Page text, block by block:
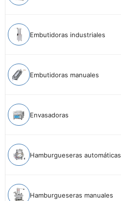
Embutidoras industriales
Embutidoras manuales
Envasadoras
Hamburgueseras automáticas
Hamburgueseras manuales